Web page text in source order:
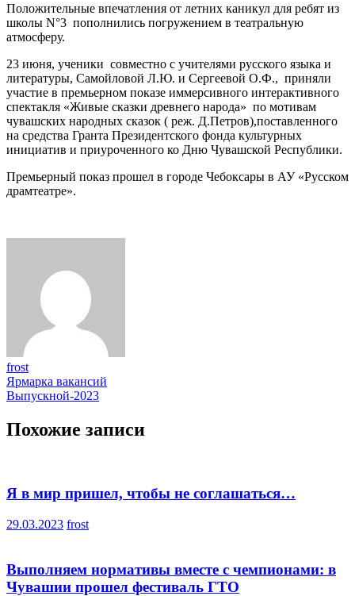
сказки
древнего
Положительные впечатления от летних каникул для ребят из
школы N°3 пополнились погружением в театральную
атмосферу.
23 июня, ученики совместно с учителями русского языка и
литературы, Самойловой Л.Ю. и Сергеевой О.Ф., приняли
участие в премьерном показе иммерсивного интерактивного
спектакля «Живые сказки древнего народа» по мотивам
чувашских народных сказок ( реж. Д.Петров),поставленного
на средства Гранта Президентского фонда культурных
инициатив и приуроченного ко Дню Чувашской Республики.
Премьерный показ прошел в городе Чебоксары в АУ «Русском
драмтеатре».
frost
Навигация
по
записям
Ярмарка вакансий
Выпускной-2023
Похожие записи
Я в мир пришел, чтобы не соглашаться…
29.03.2023 frost
Выполняем нормативы вместе с чемпионами: в
Чувашии прошел фестиваль ГТО